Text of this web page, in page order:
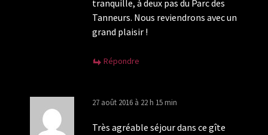
tranquille, à deux pas du Parc des
Tanneurs. Nous reviendrons avec un
grand plaisir !
Répondre
27 août 2016 à 22 h 15 min
Très agréable séjour dans ce gîte